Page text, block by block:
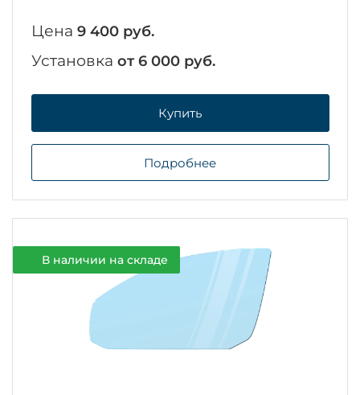
Цена 9 400 руб.
Установка от 6 000 руб.
Купить
Подробнее
В наличии на складе